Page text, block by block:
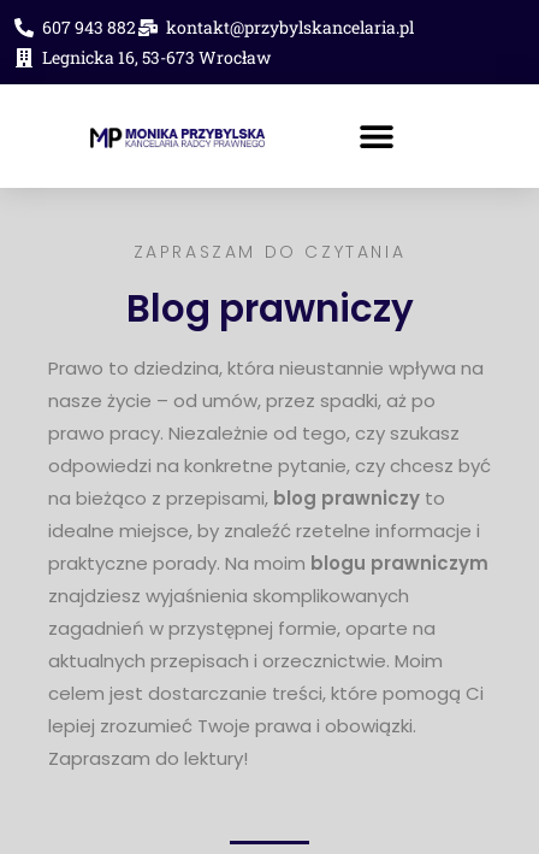
607 943 882
kontakt@przybylskancelaria.pl
Legnicka 16, 53-673 Wrocław
ZAPRASZAM DO CZYTANIA
Blog prawniczy
Prawo to dziedzina, która nieustannie wpływa na
nasze życie – od umów, przez spadki, aż po
prawo pracy. Niezależnie od tego, czy szukasz
odpowiedzi na konkretne pytanie, czy chcesz być
na bieżąco z przepisami, blog prawniczy to
idealne miejsce, by znaleźć rzetelne informacje i
praktyczne porady. Na moim blogu prawniczym
znajdziesz wyjaśnienia skomplikowanych
zagadnień w przystępnej formie, oparte na
aktualnych przepisach i orzecznictwie. Moim
celem jest dostarczanie treści, które pomogą Ci
lepiej zrozumieć Twoje prawa i obowiązki.
Zapraszam do lektury!